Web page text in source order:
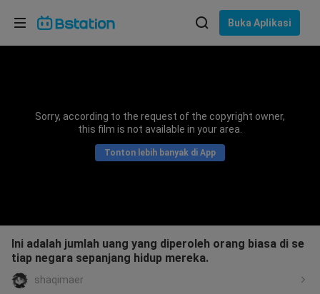
Buka Aplikasi
Sorry, according to the request of the copyright owner,
this film is not available in your area.
Tonton lebih banyak di App
Ini adalah jumlah uang yang diperoleh orang biasa di se
tiap negara sepanjang hidup mereka.
shaqimaer
Pilih bahasa
Bahasa Indonesia